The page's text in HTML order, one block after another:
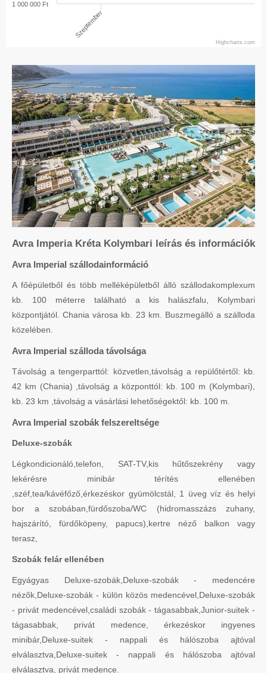
Szeptember
1 000 000 Ft
Highcharts.com
Avra Imperia Kréta Kolymbari leírás és információk
Avra Imperial szállodainformáció
A főépületből és több melléképületből álló szállodakomplexum
kb. 100 méterre található a kis halászfalu, Kolymbari
központjától. Chania városa kb. 23 km. Buszmegálló a szálloda
közelében.
Avra Imperial szálloda távolsága
Távolság a tengerparttól: közvetlen,távolság a repülőtértől: kb.
42 km (Chania) ,távolság a központtól: kb. 100 m (Kolymbari),
kb. 23 km ,távolság a vásárlási lehetőségektől: kb. 100 m.
Avra Imperial szobák felszereltsége
Deluxe-szobák
Légkondicionáló,telefon, SAT-TV,kis hűtőszekrény vagy
lekérésre minibár térítés ellenében
,széf,tea/kávéfőző,érkezéskor gyümölcstál, 1 üveg víz és helyi
bor a szobában,fürdőszoba/WC (hidromasszázs zuhany,
hajszárító, fürdőköpeny, papucs),kertre néző balkon vagy
terasz,
Szobák felár ellenében
Egyágyas Deluxe-szobák,Deluxe-szobák - medencére
nézők,Deluxe-szobák - külön közös medencével,Deluxe-szobák
- privát medencével,családi szobák - tágasabbak,Junior-suitek -
tágasabbak, privát medence, érkezéskor ingyenes
minibár,Deluxe-suitek - nappali és hálószoba ajtóval
elválasztva,Deluxe-suitek - nappali és hálószoba ajtóval
elválasztva, privát medence.